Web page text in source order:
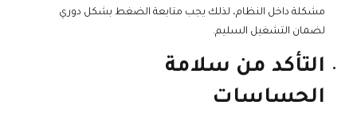
مشكلة داخل النظام، لذلك يجب متابعة الضغط بشكل دوري
لضمان التشغيل السليم.
التأكد من سلامة
الحساسات